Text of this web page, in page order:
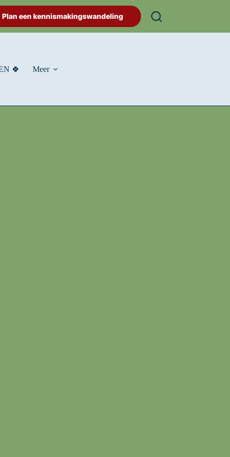
Plan een kennismakingswandeling
🍀 Meer